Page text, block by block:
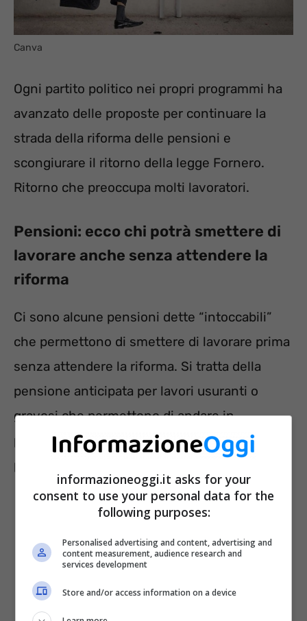
Canva
Ogni partito politico nei propri programmi ha
avanzato delle proposte per continuare la
strada della riforma delle pensioni e
scongiurare il ritorno della legge Fornero.
Ritorno che preoccupa molti lavoratori.
Pensioni: ecco chi potrà smettere di
lavorare anche senza attendere la
riforma
Ci sono alcune pensioni dette “intoccabili”
che permettono di smettere di lavorare prima
senza attendere la riforma. Si tratta della
pensione anticipata per lavori usuranti o
gravosi che permettono di andare in
pensione in anticipo rispetto all’età
pensionabile.
informazioneoggi.it asks for your
consent to use your personal data for the
following purposes:
Personalised advertising and content, advertising and
content measurement, audience research and
services development
Store and/or access information on a device